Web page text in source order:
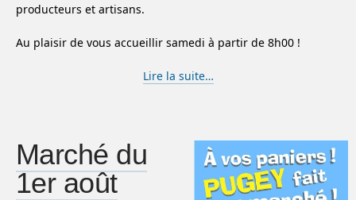
producteurs et artisans.
Au plaisir de vous accueillir samedi à partir de 8h00 !
Lire la suite…
Marché du
1er août